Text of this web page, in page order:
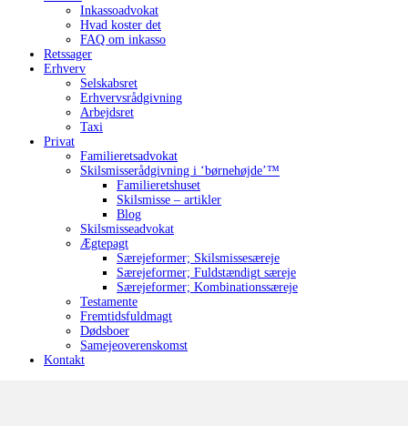
Inkassoadvokat
Hvad koster det
FAQ om inkasso
Retssager
Erhverv
Selskabsret
Erhvervsrådgivning
Arbejdsret
Taxi
Privat
Familieretsadvokat
Skilsmisserådgivning i ‘børnehøjde’™
Familieretshuset
Skilsmisse – artikler
Blog
Skilsmisseadvokat
Ægtepagt
Særejeformer; Skilsmissesæreje
Særejeformer; Fuldstændigt særeje
Særejeformer; Kombinationssæreje
Testamente
Fremtidsfuldmagt
Dødsboer
Samejeoverenskomst
Kontakt